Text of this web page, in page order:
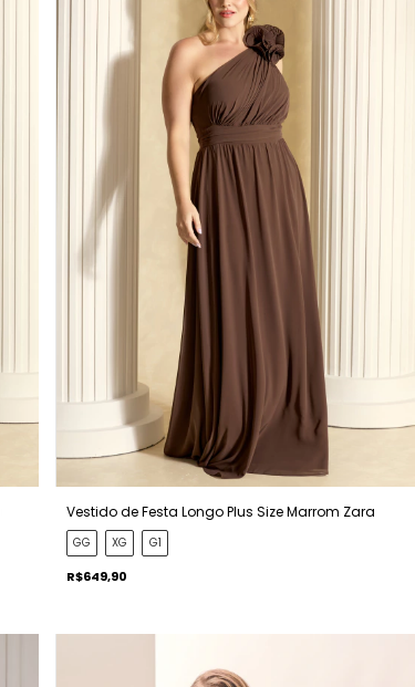
Vestido de Festa Longo Plus Size Marrom Zara
GG XG G1
R$649,90